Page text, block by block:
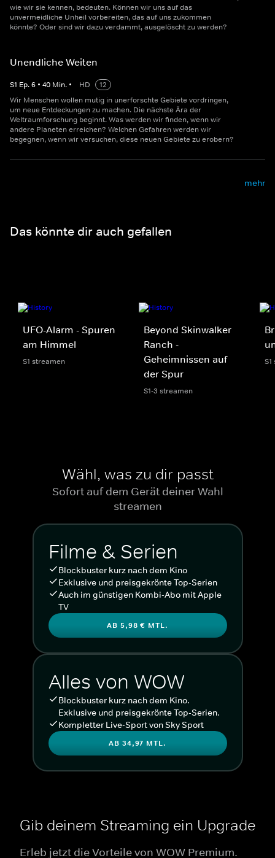
wie wir sie kennen, bedeuten. Können wir uns auf das
unvermeidliche Unheil vorbereiten, das auf uns zukommen
könnte? Oder sind wir dazu verdammt, ausgelöscht zu werden?
Unendliche Weiten
S1 Ep.6 • 40 Min. • HD
12
Wir Menschen wollen mutig in unerforschte Gebiete vordringen,
um neue Entdeckungen zu machen. Die nächste Ära der
Weltraumforschung beginnt. Was werden wir finden, wenn wir
andere Planeten erreichen? Welchen Gefahren werden wir
begegnen, wenn wir versuchen, diese neuen Gebiete zu erobern?
mehr
Das könnte dir auch gefallen
UFO-Alarm - Spuren
am Himmel
S1 streamen
Beyond Skinwalker
Ranch -
Geheimnissen auf
der Spur
S1-3 streamen
Wähl, was zu dir passt
Sofort auf dem Gerät deiner Wahl
streamen
Filme & Serien
Blockbuster kurz nach dem Kino
Exklusive und preisgekrönte Top-Serien
Auch im günstigen Kombi-Abo mit Apple
TV
AB 5,98 € MTL.
Alles von WOW
Blockbuster kurz nach dem Kino.
Exklusive und preisgekrönte Top-Serien.
Kompletter Live-Sport von Sky Sport
AB 34,97 MTL.
Gib deinem Streaming ein Upgrade
Erleb jetzt die Vorteile von WOW Premium.